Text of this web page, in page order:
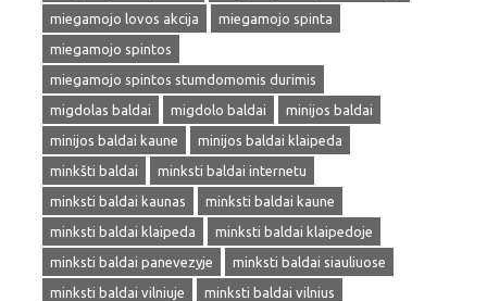
miegamojo lovos akcija
miegamojo spinta
miegamojo spintos
miegamojo spintos stumdomomis durimis
migdolas baldai
migdolo baldai
minijos baldai
minijos baldai kaune
minijos baldai klaipeda
minkšti baldai
minksti baldai internetu
minksti baldai kaunas
minksti baldai kaune
minksti baldai klaipeda
minksti baldai klaipedoje
minksti baldai panevezyje
minksti baldai siauliuose
minksti baldai vilniuje
minksti baldai vilnius